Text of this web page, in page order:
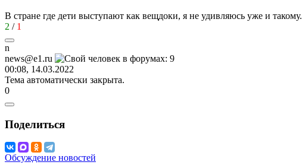
В стране где дети выступают как вещдоки, я не удивляюсь уже и такому.
2 / 1
n
news@e1.ru
00:08, 14.03.2022
Тема автоматически закрыта.
0
Поделиться
Обсуждение новостей